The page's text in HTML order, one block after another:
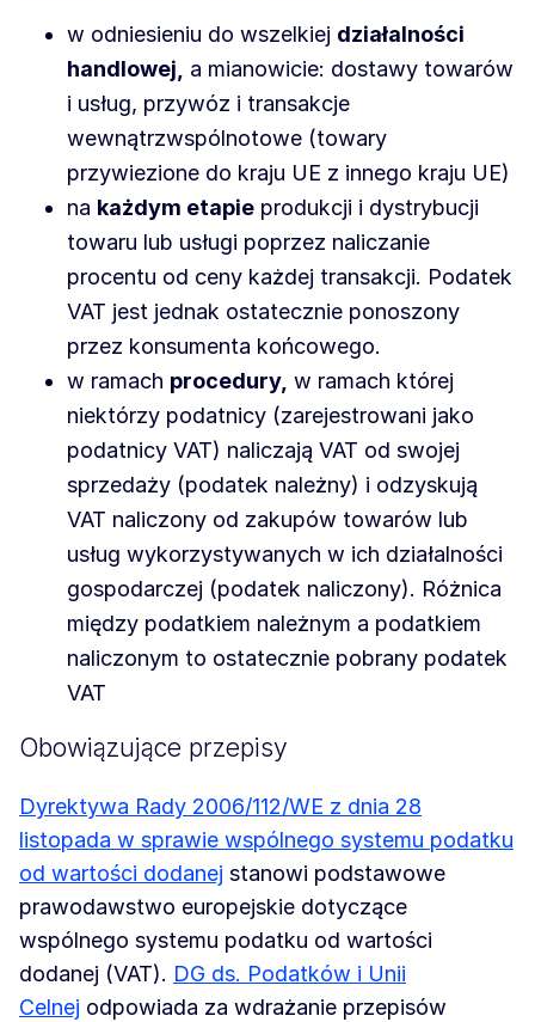
w odniesieniu do wszelkiej działalności
handlowej, a mianowicie: dostawy towarów
i usług, przywóz i transakcje
wewnątrzwspólnotowe (towary
przywiezione do kraju UE z innego kraju UE)
na każdym etapie produkcji i dystrybucji
towaru lub usługi poprzez naliczanie
procentu od ceny każdej transakcji. Podatek
VAT jest jednak ostatecznie ponoszony
przez konsumenta końcowego.
w ramach procedury, w ramach której
niektórzy podatnicy (zarejestrowani jako
podatnicy VAT) naliczają VAT od swojej
sprzedaży (podatek należny) i odzyskują
VAT naliczony od zakupów towarów lub
usług wykorzystywanych w ich działalności
gospodarczej (podatek naliczony). Różnica
między podatkiem należnym a podatkiem
naliczonym to ostatecznie pobrany podatek
VAT
Obowiązujące przepisy
Dyrektywa Rady 2006/112/WE z dnia 28
listopada w sprawie wspólnego systemu podatku
od wartości dodanej stanowi podstawowe
prawodawstwo europejskie dotyczące
wspólnego systemu podatku od wartości
dodanej (VAT). DG ds. Podatków i Unii
Celnej odpowiada za wdrażanie przepisów